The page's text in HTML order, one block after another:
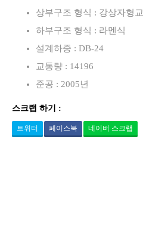
상부구조 형식 : 강상자형교
하부구조 형식 : 라멘식
설계하중 : DB-24
교통량 : 14196
준공 : 2005년
스크랩 하기 :
트위터 페이스북 네이버 스크랩